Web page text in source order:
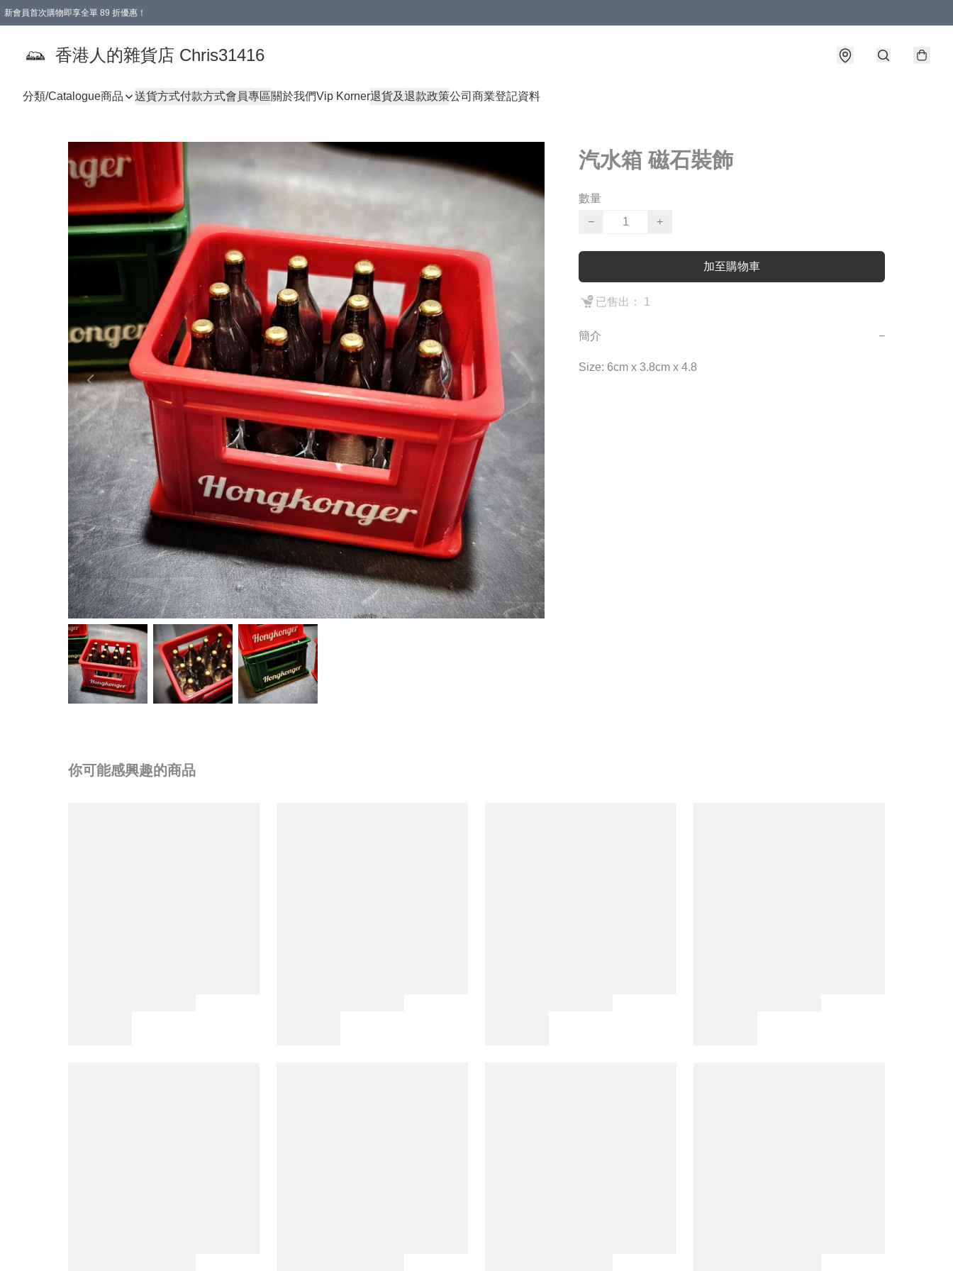
新會員首次購物即享全單 89 折優惠！
香港人的雜貨店 Chris31416
分類/Catalogue商品 送貨方式付款方式會員專區關於我們Vip Korner退貨及退款政策公司商業登記資料
汽水箱 磁石裝飾
數量
−
+
加至購物車
已售出： 1
簡介 −
Size: 6cm x 3.8cm x 4.8
你可能感興趣的商品